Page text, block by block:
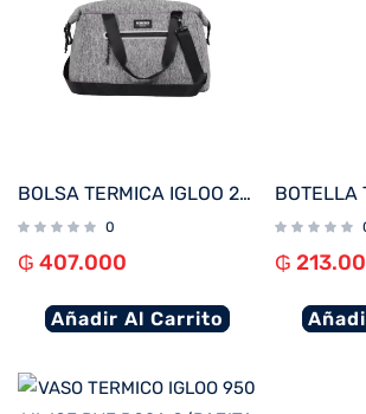
BOLSA TERMICA IGLOO 20 LATAS MEDIUM MOXIE DUFFEL GRIS 62113
0
₲ 407.000
Añadir Al Carrito
₲